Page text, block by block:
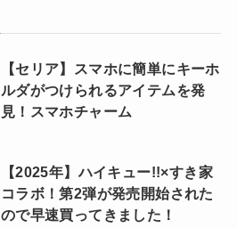
【セリア】スマホに簡単にキーホ
ルダがつけられるアイテムを発
見！スマホチャーム
【2025年】ハイキュー!!×すき家
コラボ！第2弾が発売開始された
ので早速買ってきました！